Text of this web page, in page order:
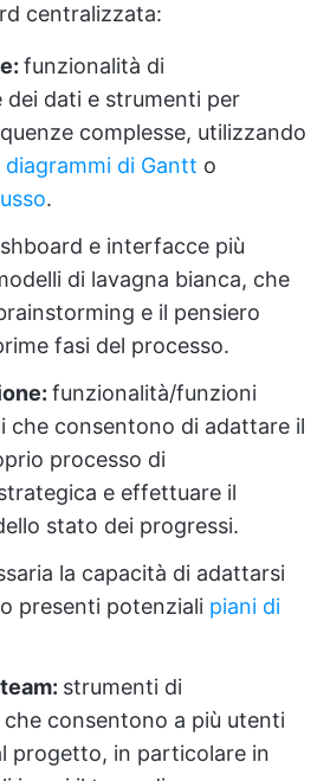
centralizzata:
funzionalità di
dei dati e strumenti per
complesse, utilizzando
diagrammi di Gantt o
.
e interfacce più
di lavagna bianca, che
e il pensiero
fasi del processo.
funzionalità/funzioni
che consentono di adattare il
processo di
e effettuare il
stato dei progressi.
la capacità di adattarsi
presenti potenziali piani di
strumenti di
consentono a più utenti
progetto, in particolare in